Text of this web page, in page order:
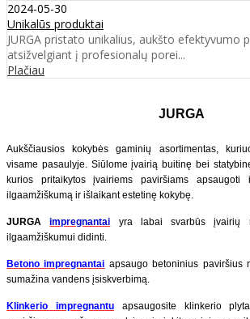
2024-05-30
Unikalūs produktai
JURGA pristato unikalius, aukšto efektyvumo
atsižvelgiant į profesionalų porei...
Plačiau
JURGA
Aukščiausios kokybės gaminių asortimentas,
visame pasaulyje. Siūlome įvairią buitinę bei
kurios pritaikytos įvairiems paviršiams apsaugoti
ilgaamžiškumą ir išlaikant estetinę kokybę.
JURGAimpregnantai
yra labai svarbūs įvairių
ilgaamžiškumui didinti.
Betono impregnantai apsaugo betoninius paviršius
sumažina vandens įsiskverbimą.
Klinkerio impregnantu
apsaugosite klinkerio